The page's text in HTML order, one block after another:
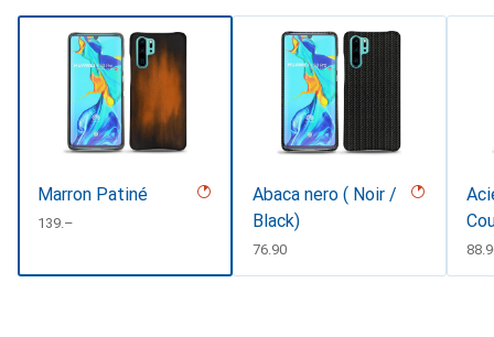
Marron Patiné
CHF
139.–
Abaca nero ( Noir /
Black)
CHF
76.90 CHF